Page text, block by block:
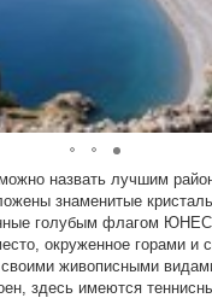
назвать лучшим
знаменитые
голубым флагом
окруженное горами и
живописными
здесь имеются